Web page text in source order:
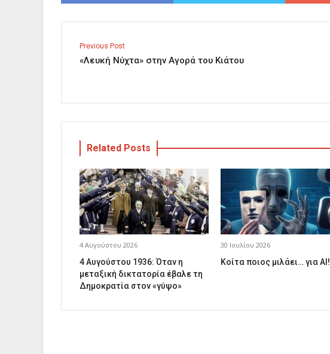
Previous Post
«Λευκή Νύχτα» στην Αγορά του Κιάτου
Related Posts
4 Αυγούστου 2026
4 Αυγούστου 1936: Όταν η
μεταξική δικτατορία έβαλε τη
Δημοκρατία στον «γύψο»
30 Ιουλίου 2026
Κοίτα ποιος μιλάει… για AI!